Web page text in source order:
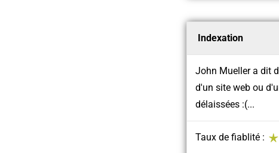
Indexation
John Mueller a dit
d'un site web ou
délaissées :(...
Taux de fiablité :